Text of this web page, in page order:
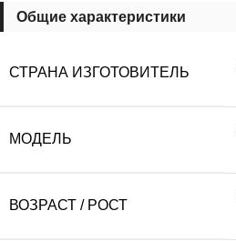
Общие характеристики
СТРАНА ИЗГОТОВИТЕЛЬ
МОДЕЛЬ
ВОЗРАСТ / РОСТ